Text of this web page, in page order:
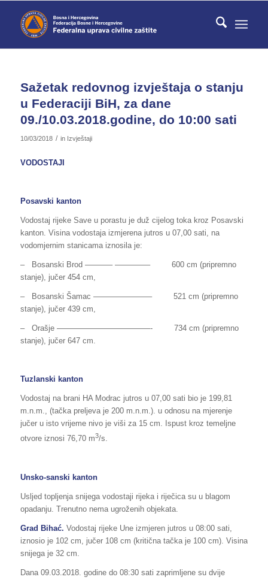
Sažetak redovnog izvještaja o stanju
u Federaciji BiH, za dane
09./10.03.2018.godine, do 10:00 sati
10/03/2018 / in Izvještaji
VODOSTAJI
Posavski kanton
Vodostaj rijeke Save u porastu je duž cijelog toka kroz Posavski
kanton. Visina vodostaja izmjerena jutros u 07,00 sati, na
vodomjernim stanicama iznosila je:
– Bosanski Brod ———– ————– 600 cm (pripremno
stanje), jučer 454 cm,
– Bosanski Šamac ———————– 521 cm (pripremno
stanje), jučer 439 cm,
– Orašje ————————————- 734 cm (pripremno
stanje), jučer 647 cm.
Tuzlanski kanton
Vodostaj na brani HA Modrac jutros u 07,00 sati bio je 199,81
m.n.m., (tačka preljeva je 200 m.n.m.). u odnosu na mjerenje
jučer u isto vrijeme nivo je viši za 15 cm. Ispust kroz temeljne
otvore iznosi 76,70 m3/s.
Unsko-sanski kanton
Usljed topljenja snijega vodostaji rijeka i riječica su u blagom
opadanju. Trenutno nema ugroženih objekata.
Grad Bihać. Vodostaj rijeke Une izmjeren jutros u 08:00 sati,
iznosio je 102 cm, jučer 108 cm (kritična tačka je 100 cm). Visina
snijega je 32 cm.
Dana 09.03.2018. godine do 08:30 sati zaprimljene su dvije